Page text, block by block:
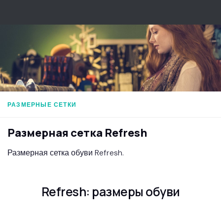
РАЗМЕРНЫЕ СЕТКИ
Размерная сетка Refresh
Размерная сетка обуви Refresh.
Refresh: размеры обуви